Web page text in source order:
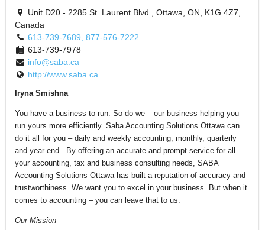
Unit D20 - 2285 St. Laurent Blvd., Ottawa, ON, K1G 4Z7,
Canada
613-739-7689, 877-576-7222
613-739-7978
info@saba.ca
http://www.saba.ca
Iryna Smishna
You have a business to run. So do we – our business helping you
run yours more efficiently. Saba Accounting Solutions Ottawa can
do it all for you – daily and weekly accounting, monthly, quarterly
and year-end . By offering an accurate and prompt service for all
your accounting, tax and business consulting needs, SABA
Accounting Solutions Ottawa has built a reputation of accuracy and
trustworthiness. We want you to excel in your business. But when it
comes to accounting – you can leave that to us.
Our Mission